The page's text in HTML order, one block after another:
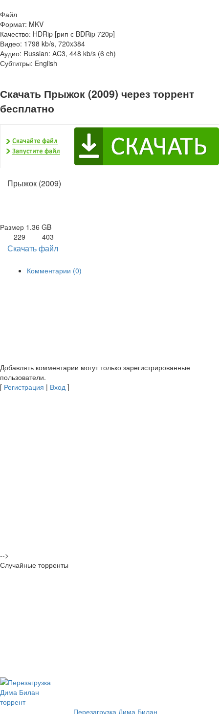
Файл
Формат: MKV
Качество: HDRip [рип с BDRip 720p]
Видео: 1798 kb/s, 720x384
Аудио: Russian: AC3, 448 kb/s (6 ch)
Субтитры: English
Скачать Прыжок (2009) через торрент
бесплатно
Прыжок (2009)
Размер 1.36 GB
229
403
Скачать файл
Комментарии (0)
Добавлять комментарии могут только зарегистрированные
пользователи.
[ Регистрация | Вход ]
-->
Случайные торренты
Перезагрузка Дима Билан